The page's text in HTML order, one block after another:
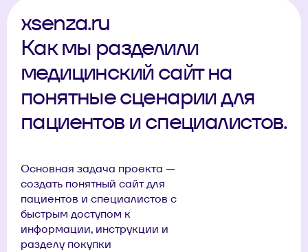
xsenza.ru
Как мы разделили
медицинский сайт на
понятные сценарии для
пациентов и специалистов.
Основная задача проекта —
создать понятный сайт для
пациентов и специалистов с
быстрым доступом к
информации, инструкции и
разделу покупки